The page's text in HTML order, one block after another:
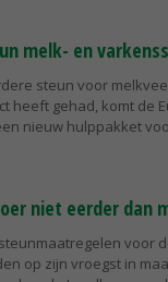
melk- en
steun voor
heeft gehad, komt de
nieuw hulppakket
niet eerder dan
voor
op zijn vroegst in